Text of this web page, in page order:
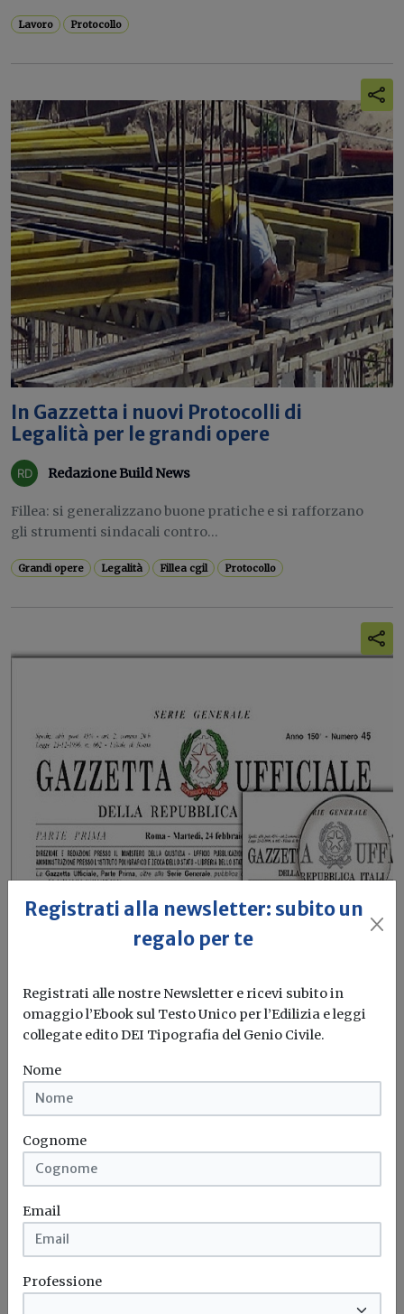
Lavoro Protocollo
In Gazzetta i nuovi Protocolli di
Legalità per le grandi opere
Redazione Build News
Fillea: si generalizzano buone pratiche e si rafforzano
gli strumenti sindacali contro...
Grandi opere Legalità Fillea cgil Protocollo
Codice Appalti, dal CIPE gli schemi di
contraente generale e all'appaltatore
e le linee guida
Pubblicata in Gazzetta ufficiale la delibera CIPE n. 62 del
26 novembre...
Contraente generale Appaltatore
Cipe
Codice dei contratti pubblici
Registrati alla newsletter: subito un
regalo per te
Registrati alle nostre Newsletter e ricevi subito in
omaggio l’Ebook sul Testo Unico per l’Edilizia e leggi
collegate edito DEI Tipografia del Genio Civile.
Nome
Cognome
Email
Professione